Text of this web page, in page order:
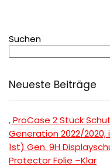
Suchen
Neueste Beiträge
, ProCase 2 Stück
Generation 2022/2020,
1st) Gen. 9H
Protector Folie –Klar